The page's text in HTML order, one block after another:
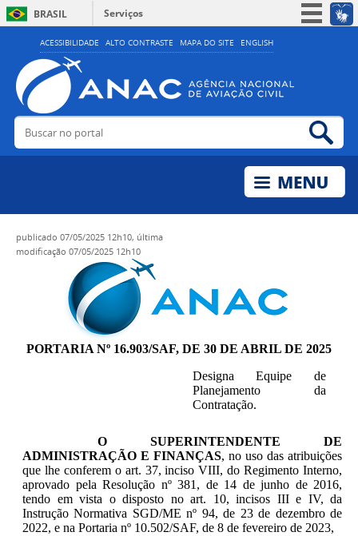
ACESSIBILIDADE ALTO CONTRASTE MAPA DO SITE ENGLISH
BRASIL
Serviços
Simplifique!
Acesso à informação
Legislação
Buscar no portal
publicado 07/05/2025 12h10, última
modificação 07/05/2025 12h10
PORTARIA Nº 16.903/SAF, DE 30 DE ABRIL DE 2025
Designa Equipe de
Planejamento da
Contratação.
OSUPERINTENDENTE DE
ADMINISTRAÇÃO E FINANÇAS, no uso das atribuições
que lhe conferem o art. 37, inciso VIII, do Regimento Interno,
aprovado pela Resolução nº 381, de 14 de junho de 2016,
tendo em vista o disposto no art. 10, incisos III e IV, da
Instrução Normativa SGD/ME nº 94, de 23 de dezembro de
2022, e na Portaria nº 10.502/SAF, de 8 de fevereiro de 2023,